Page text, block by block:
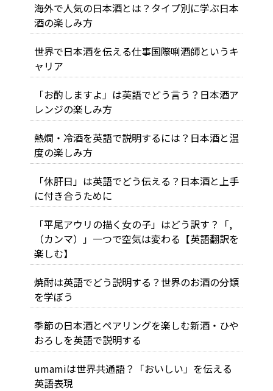
海外で人気の日本酒とは？タイプ別に学ぶ日本
酒の楽しみ方
世界で日本酒を伝える仕事――国際唎酒師というキ
ャリア
「お酌しますよ」は英語でどう言う？日本酒ア
レンジの楽しみ方
熱燗・冷酒を英語で説明するには？日本酒と温
度の楽しみ方
「休肝日」は英語でどう伝える？日本酒と上手
に付き合うために
「平尾アウリの描く女の子」はどう訳す？「,
（カンマ）」一つで空気は変わる【英語翻訳を
楽しむ】
焼酎は英語でどう説明する？世界のお酒の分類
を学ぼう
季節の日本酒とペアリングを楽しむ――新酒・ひや
おろしを英語で説明する
umamiは世界共通語？「おいしい」を伝える
英語表現